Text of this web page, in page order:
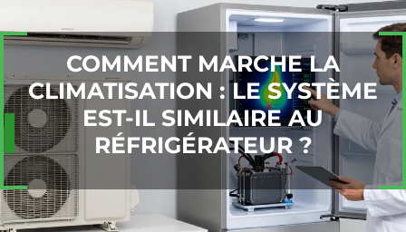
COMMENT MARCHE LA
CLIMATISATION : LE SYSTÈME
EST-IL SIMILAIRE AU
RÉFRIGÉRATEUR ?